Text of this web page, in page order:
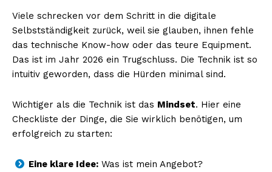
Viele schrecken vor dem Schritt in die digitale
Selbstständigkeit zurück, weil sie glauben, ihnen fehle
das technische Know-how oder das teure Equipment.
Das ist im Jahr 2026 ein Trugschluss. Die Technik ist so
intuitiv geworden, dass die Hürden minimal sind.
Wichtiger als die Technik ist das Mindset. Hier eine
Checkliste der Dinge, die Sie wirklich benötigen, um
erfolgreich zu starten:
Eine klare Idee: Was ist mein Angebot?